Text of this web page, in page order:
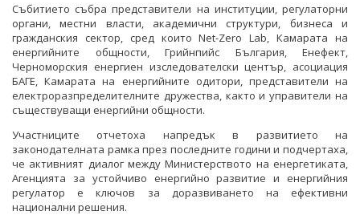
Събитието събра представители на институции, регулаторни
органи, местни власти, академични структури, бизнеса и
гражданския сектор, сред които Net-Zero Lab, Камарата на
енергийните общности, Грийнпийс България, Енефект,
Черноморския енергиен изследователски център, асоциация
БАГЕ, Камарата на енергийните одитори, представители на
електроразпределителните дружества, както и управители на
съществуващи енергийни общности.
Участниците отчетоха напредък в развитието на
законодателната рамка през последните години и подчертаха,
че активният диалог между Министерството на енергетиката,
Агенцията за устойчиво енергийно развитие и енергийния
регулатор е ключов за доразвиването на ефективни
национални решения.